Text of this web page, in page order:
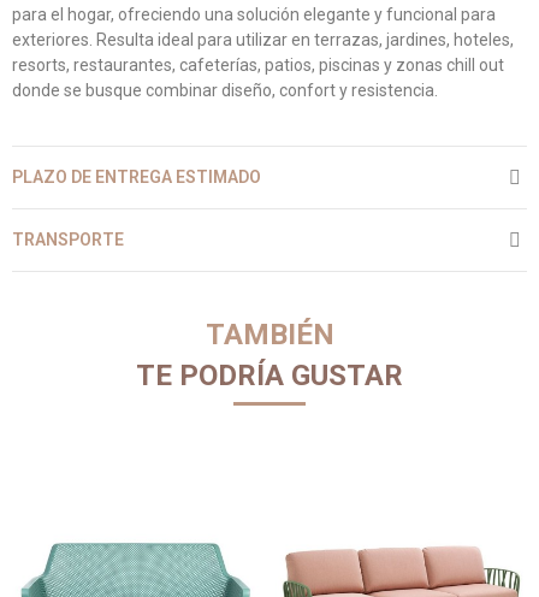
para el hogar, ofreciendo una solución elegante y funcional para
exteriores. Resulta ideal para utilizar en terrazas, jardines, hoteles,
resorts, restaurantes, cafeterías, patios, piscinas y zonas chill out
donde se busque combinar diseño, confort y resistencia.
PLAZO DE ENTREGA ESTIMADO
TRANSPORTE
TAMBIÉN
TE PODRÍA GUSTAR